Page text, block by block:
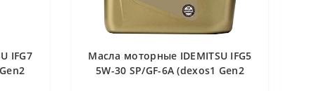
IFG7
Масла моторные IDEMITSU IFG5
5W-30 SP/GF-6A (dexos1 Gen2